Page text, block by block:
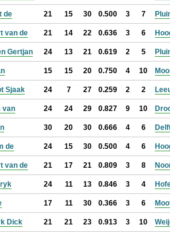
de 21 15 30 0.500 3 7
van de 21 14 22 0.636 3 6
Gertjan 24 13 21 0.619 2 5
15 15 20 0.750 4 10
Sjaak 24 7 27 0.259 2 2
van 24 24 29 0.827 9 10
30 20 30 0.666 4 6
de 24 15 30 0.500 4 6
van de 21 17 21 0.809 3 8
24 11 13 0.846 3 4
17 11 30 0.366 3 6
Dick 21 21 23 0.913 3 10